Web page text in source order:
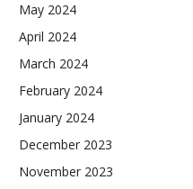
May 2024
April 2024
March 2024
February 2024
January 2024
December 2023
November 2023